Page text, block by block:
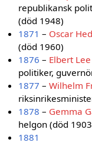
republikansk
(död 1948)
1871 – Oscar
(död 1960)
1876 – Elbert
politiker,
1877 –Wilhelm
1878 – Gemma
helgon (död
1881